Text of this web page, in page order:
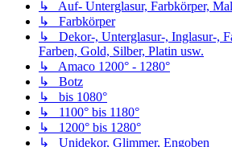
↳ Auf- Unterglasur, Farbkörper,
↳ Farbkörper
↳ Dekor-, Unterglasur-, Inglasur-,
Farben, Gold, Silber, Platin usw.
↳ Amaco 1200° - 1280°
↳ Botz
↳ bis 1080°
↳ 1100° bis 1180°
↳ 1200° bis 1280°
↳ Unidekor, Glimmer, Engoben